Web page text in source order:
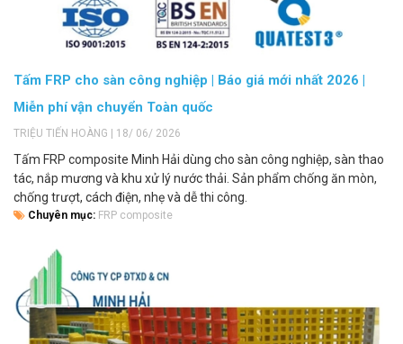
Tấm FRP cho sàn công nghiệp | Báo giá mới nhất 2026 |
Miễn phí vận chuyển Toàn quốc
TRIỆU TIẾN HOÀNG | 18/ 06/ 2026
Tấm FRP composite Minh Hải dùng cho sàn công nghiệp, sàn thao
tác, nắp mương và khu xử lý nước thải. Sản phẩm chống ăn mòn,
chống trượt, cách điện, nhẹ và dễ thi công.
Chuyên mục: FRP composite